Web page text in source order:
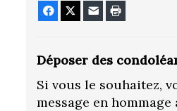
Facebook E-mail
Déposer des
Si vous le souhaitez,
message en